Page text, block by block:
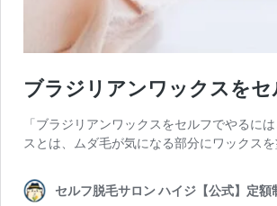
ブラジリアンワックスを
「ブラジリアンワックスをセルフでやるに
スとは、ムダ毛が気になる部分にワックス
セルフ脱毛サロン ハイジ【公式】定